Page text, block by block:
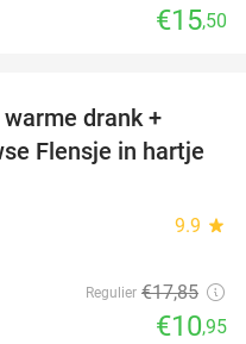
€15,50
drank +
Flensje in hartje
9.9 star
Regulier €17,85
€10,95